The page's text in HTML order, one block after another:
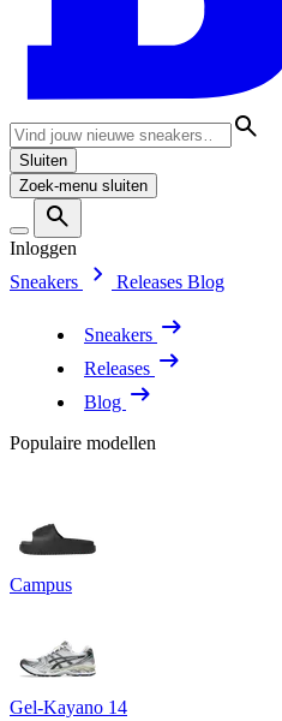
Sluiten
Zoek-menu sluiten
Inloggen
Sneakers
Releases Blog
Sneakers
Releases
Blog
Populaire modellen
Campus
Gel-Kayano 14